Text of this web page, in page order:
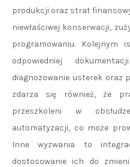
produkcji oraz strat
niewłaściwej konserwacji,
programowaniu.
odpowiedniej
diagnozowanie usterek oraz
zdarza się również, że
przeszkoleni w
automatyzacji, co może
Inne wyzwania to
dostosowanie ich do